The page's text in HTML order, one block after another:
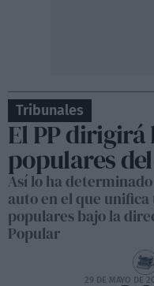
Tribunales
El PP dirigirá
populares
Así lo ha
auto en el que unifica
populares bajo la
Popular
29 DE MAYO DE